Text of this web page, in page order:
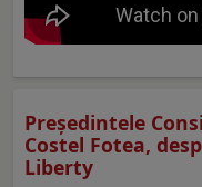
Preşedintele
Costel Fotea,
Liberty